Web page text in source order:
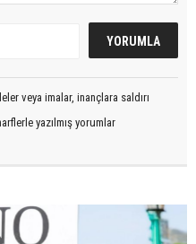
veya imalar, inançlara saldırı
yazılmış yorumlar